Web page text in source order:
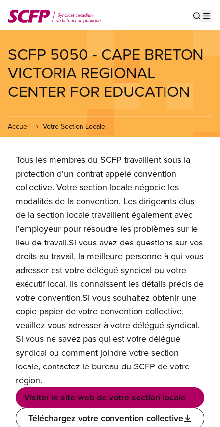
au
contenu
SCFP 5050 - CAPE BRETON
VICTORIA REGIONAL
CENTER FOR EDUCATION
Accueil Votre Section Locale
Tous les membres du SCFP travaillent sous la
protection d'un contrat appelé convention
collective. Votre section locale négocie les
modalités de la convention. Les dirigeants élus
de la section locale travaillent également avec
l'employeur pour résoudre les problèmes sur le
lieu de travail.Si vous avez des questions sur vos
droits au travail, la meilleure personne à qui vous
adresser est votre délégué syndical ou votre
exécutif local. Ils connaissent les détails précis de
votre convention.Si vous souhaitez obtenir une
copie papier de votre convention collective,
veuillez vous adresser à votre délégué syndical.
Si vous ne savez pas qui est votre délégué
syndical ou comment joindre votre section
locale, contactez le bureau du SCFP de votre
région.
Visiter le site web de votre section locale
Téléchargez votre convention collective